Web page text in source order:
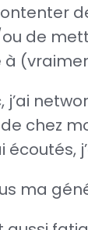
de
à
j’ai
chez
écoutés,
ma